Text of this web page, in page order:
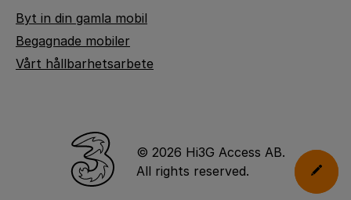
Byt in din gamla mobil
Begagnade mobiler
Vårt hållbarhetsarbete
© 2026 Hi3G Access AB.
All rights reserved.